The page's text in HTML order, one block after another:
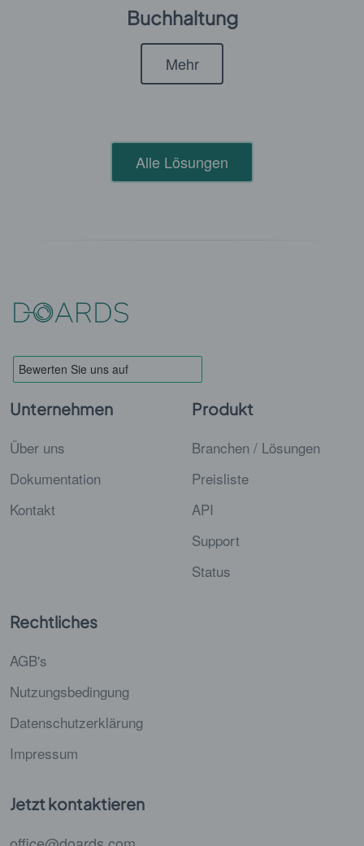
Buchhaltung
Mehr
Alle Lösungen
Unternehmen
Über uns
Dokumentation
Kontakt
Produkt
Branchen / Lösungen
Preisliste
API
Support
Status
Rechtliches
AGB's
Nutzungsbedingung
Datenschutzerklärung
Impressum
Jetzt kontaktieren